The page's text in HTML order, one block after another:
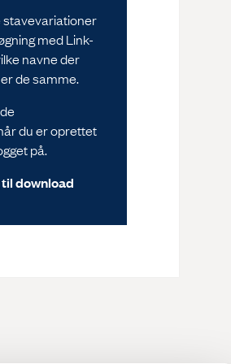
stavevariationer
med Link-
navne der
de samme.
du er oprettet
på.
download